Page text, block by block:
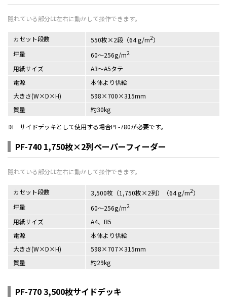
カセット段数 550枚×2段（64 g/m2）
坪量
60～256g/m2
用紙サイズ
A3～A5タテ
電源
本体より供給
大きさ(W×D×H)
598×700×315mm
質量
約30kg
※
サイドデッキとして使用する場合PF-780が必要です。
PF-740 1,750枚×2列ペーパーフィーダー
カセット段数 3,500枚（1,750枚×2列）（64 g/m2）
坪量
60～256g/m2
用紙サイズ
A4、B5
電源
本体より供給
大きさ(W×D×H)
598×707×315mm
質量
約29kg
PF-770 3,500枚サイドデッキ